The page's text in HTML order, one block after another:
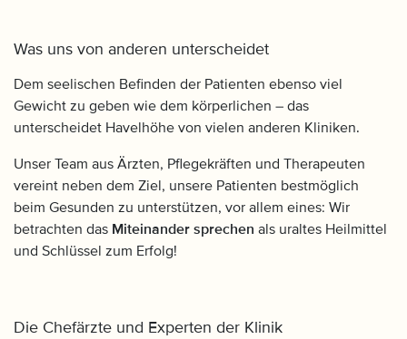
Was uns von anderen unterscheidet
Dem seelischen Befinden der Patienten ebenso viel
Gewicht zu geben wie dem körperlichen – das
unterscheidet Havelhöhe von vielen anderen Kliniken.
Unser Team aus Ärzten, Pflegekräften und Therapeuten
vereint neben dem Ziel, unsere Patienten bestmöglich
beim Gesunden zu unterstützen, vor allem eines: Wir
betrachten das Miteinander sprechen als uraltes Heilmittel
und Schlüssel zum Erfolg!
Die Chefärzte und Experten der Klinik